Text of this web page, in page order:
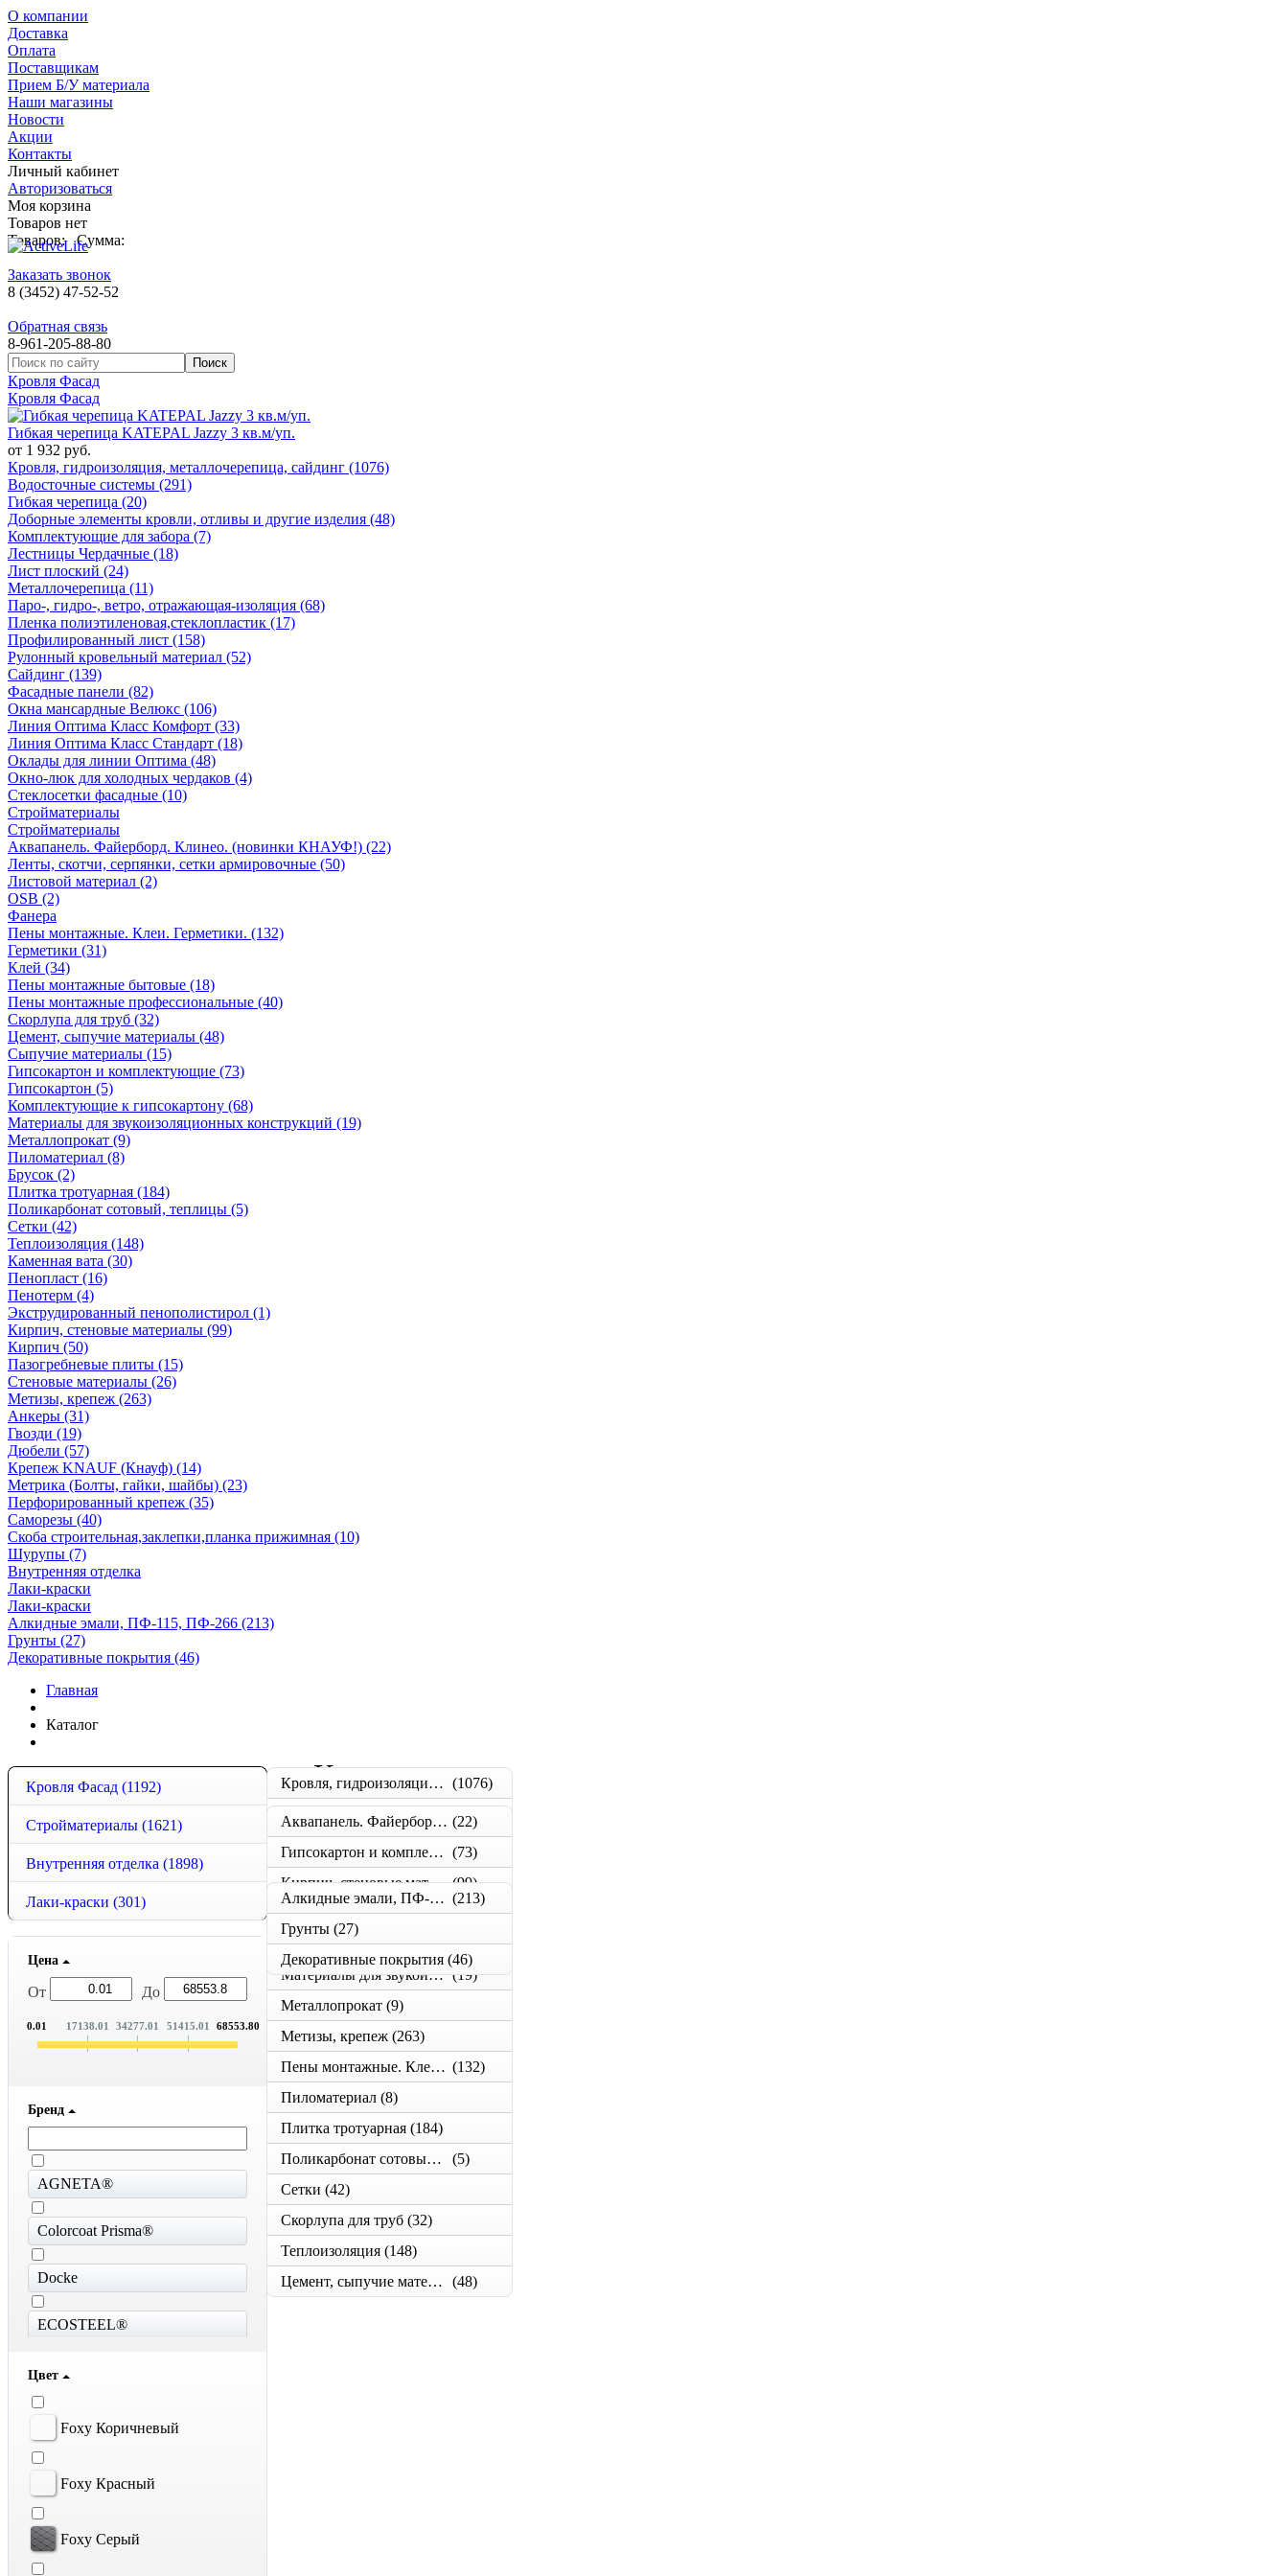
О компании
Доставка
Оплата
Поставщикам
Прием Б/У материала
Наши магазины
Новости
Акции
Контакты
Личный кабинет
Авторизоваться
Моя корзина
Товаров нет
Товаров: Сумма:
Заказать звонок
8 (3452) 47-52-52
Обратная связь
8-961-205-88-80
Кровля Фасад
Кровля Фасад
Гибкая черепица KATEPAL Jazzy 3 кв.м/уп.
от 1 932 руб.
Кровля, гидроизоляция, металлочерепица, сайдинг (1076)
Водосточные системы (291)
Гибкая черепица (20)
Доборные элементы кровли, отливы и другие изделия (48)
Комплектующие для забора (7)
Лестницы Чердачные (18)
Лист плоский (24)
Металлочерепица (11)
Паро-, гидро-, ветро, отражающая-изоляция (68)
Пленка полиэтиленовая,стеклопластик (17)
Профилированный лист (158)
Рулонный кровельный материал (52)
Сайдинг (139)
Фасадные панели (82)
Окна мансардные Велюкс (106)
Линия Оптима Класс Комфорт (33)
Линия Оптима Класс Стандарт (18)
Оклады для линии Оптима (48)
Окно-люк для холодных чердаков (4)
Стеклосетки фасадные (10)
Стройматериалы
Стройматериалы
Аквапанель. Файерборд. Клинео. (новинки КНАУФ!) (22)
Ленты, скотчи, серпянки, сетки армировочные (50)
Листовой материал (2)
OSB (2)
Фанера
Пены монтажные. Клеи. Герметики. (132)
Герметики (31)
Клей (34)
Пены монтажные бытовые (18)
Пены монтажные профессиональные (40)
Скорлупа для труб (32)
Цемент, сыпучие материалы (48)
Сыпучие материалы (15)
Гипсокартон и комплектующие (73)
Гипсокартон (5)
Комплектующие к гипсокартону (68)
Материалы для звукоизоляционных конструкций (19)
Металлопрокат (9)
Пиломатериал (8)
Брусок (2)
Плитка тротуарная (184)
Поликарбонат сотовый, теплицы (5)
Сетки (42)
Теплоизоляция (148)
Каменная вата (30)
Пенопласт (16)
Пенотерм (4)
Экструдированный пенополистирол (1)
Кирпич, стеновые материалы (99)
Кирпич (50)
Пазогребневые плиты (15)
Стеновые материалы (26)
Метизы, крепеж (263)
Анкеры (31)
Гвозди (19)
Дюбели (57)
Крепеж KNAUF (Кнауф) (14)
Метрика (Болты, гайки, шайбы) (23)
Перфорированный крепеж (35)
Саморезы (40)
Скоба строительная,заклепки,планка прижимная (10)
Шурупы (7)
Внутренняя отделка
Лаки-краски
Лаки-краски
Алкидные эмали, ПФ-115, ПФ-266 (213)
Грунты (27)
Декоративные покрытия (46)
Главная
Каталог
Кровля Фасад (1192) Кровля, гидроизоляция, металлочерепица, сайдинг (1076)
(106)
Стеклосетки фасадные (10)
Стройматериалы (1621) Аквапанель. Файерборд. Клинео. (новинки КНАУФ!) (22)
Гипсокартон и комплектующие (73)
Кирпич, стеновые материалы (99)
Ленты, скотчи, серпянки, сетки армировочные (50)
Листовой материал (2)
Материалы для звукоизоляционных конструкций (19)
Металлопрокат (9)
Метизы, крепеж (263)
Пены монтажные. Клеи. Герметики. (132)
Пиломатериал (8)
Плитка тротуарная (184)
Поликарбонат сотовый, теплицы
(5)
Сетки (42)
Скорлупа для труб (32)
Теплоизоляция (148)
Цемент, сыпучие материалы
(48)
Внутренняя отделка (1898)
Лаки-краски (301) Алкидные эмали, ПФ-115, ПФ-266 (213)
Грунты (27)
Декоративные покрытия (46)
Цена
От До
0.01 17138.01 34277.01 51415.01 68553.80
Бренд
AGNETA®
Colorcoat Prisma®
Docke
ECOSTEEL®
ECOSTEEL® Matt
GRAND LINE
Granite® CLOUDY
Holzplast
KATEPAL
Цвет
Foxy Коричневый
Foxy Красный
Foxy Серый
Каталог